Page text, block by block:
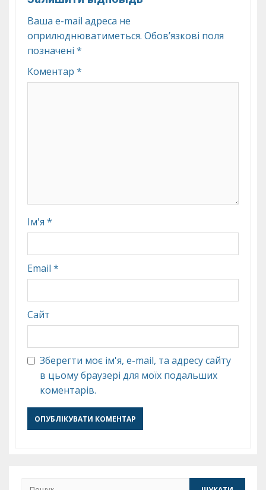
Ваша e-mail адреса не
оприлюднюватиметься. Обов’язкові поля
позначені *
Коментар *
Ім'я *
Email *
Сайт
Зберегти моє ім'я, e-mail, та адресу сайту
в цьому браузері для моїх подальших
коментарів.
Пошук: